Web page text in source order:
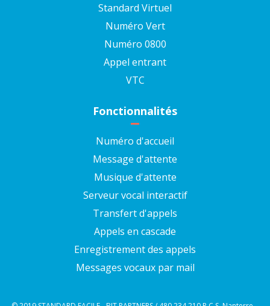
Standard Virtuel
Numéro Vert
Numéro 0800
Appel entrant
VTC
Fonctionnalités
Numéro d'accueil
Message d'attente
Musique d'attente
Serveur vocal interactif
Transfert d'appels
Appels en cascade
Enregistrement des appels
Messages vocaux par mail